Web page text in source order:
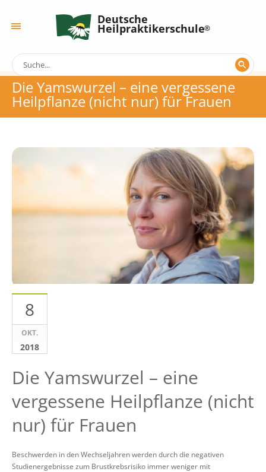
Deutsche
Heilpraktikerschule
Die Yamswurzel – eine vergessene
Heilpflanze (nicht nur) für Frauen
8
OKT.
2018
Die Yamswurzel – eine
vergessene Heilpflanze (nicht
nur) für Frauen
Beschwerden in den Wechseljahren werden durch die negativen
Studienergebnisse zum Brustkrebsrisiko immer weniger mit